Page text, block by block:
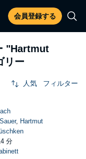
会員登録する
"Hartmut
リー
人気 フィルター
, Hartmut
分